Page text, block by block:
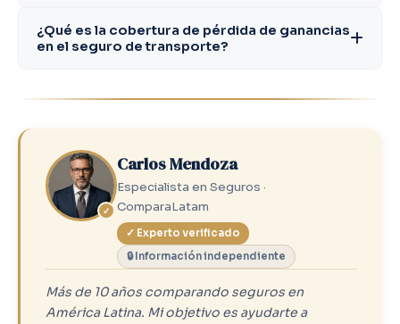
¿Qué es la cobertura de pérdida de ganancias
en el seguro de transporte?
✓
Carlos Mendoza
Especialista en Seguros ·
ComparaLatam
✓ Experto verificado
🔒 Información independiente
Más de 10 años comparando seguros en
América Latina. Mi objetivo es ayudarte a